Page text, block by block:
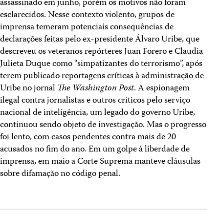
assassinado em junho, porém os motivos não foram
esclarecidos. Nesse contexto violento, grupos de
imprensa temeram potenciais consequências de
declarações feitas pelo ex-presidente Álvaro Uribe, que
descreveu os veteranos repórteres Juan Forero e Claudia
Julieta Duque como “simpatizantes do terrorismo”, após
terem publicado reportagens críticas à administração de
Uribe no jornal The Washington Post. A espionagem
ilegal contra jornalistas e outros críticos pelo serviço
nacional de inteligência, um legado do governo Uribe,
continuou sendo objeto de investigação. Mas o progresso
foi lento, com casos pendentes contra mais de 20
acusados no fim do ano. Em um golpe à liberdade de
imprensa, em maio a Corte Suprema manteve cláusulas
sobre difamação no código penal.